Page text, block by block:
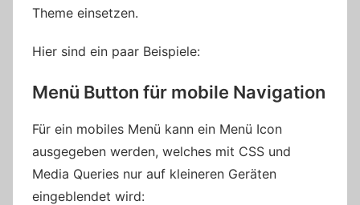
Theme einsetzen.
Hier sind ein paar Beispiele:
Menü Button für mobile Navigation
Für ein mobiles Menü kann ein Menü Icon
ausgegeben werden, welches mit CSS und
Media Queries nur auf kleineren Geräten
eingeblendet wird: